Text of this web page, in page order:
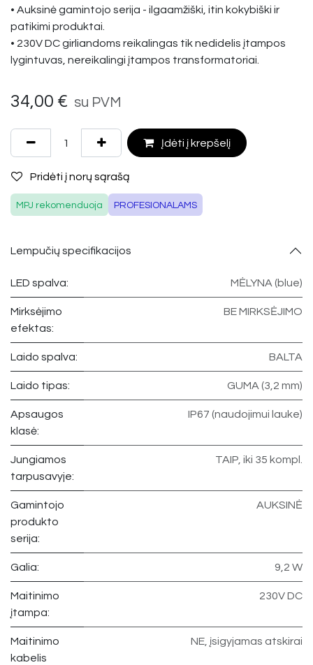
• Auksinė gamintojo serija - ilgaamžiški, itin kokybiški ir
patikimi produktai.
• 230V DC girliandoms reikalingas tik nedidelis įtampos
lygintuvas, nereikalingi įtampos transformatoriai.
34,00 € su PVM
Įdėti į krepšelį
Pridėti į norų sąrašą
MPJ rekomenduoja PROFESIONALAMS
Lempučių specifikacijos
LED spalva: MĖLYNA (blue)
Mirksėjimo
efektas:
BE MIRKSĖJIMO
Laido spalva: BALTA
Laido tipas: GUMA (3,2 mm)
Apsaugos
klasė:
IP67 (naudojimui lauke)
Jungiamos
tarpusavyje:
TAIP, iki 35 kompl.
Gamintojo
produkto
serija:
AUKSINĖ
Galia: 9,2 W
Maitinimo
įtampa:
230V DC
Maitinimo
kabelis
NE, įsigyjamas atskirai